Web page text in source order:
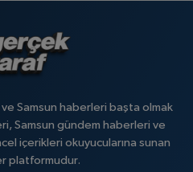
Samsun haberleri başta olmak
Samsun gündem haberleri ve
içerikleri okuyucularına sunan
platformudur.